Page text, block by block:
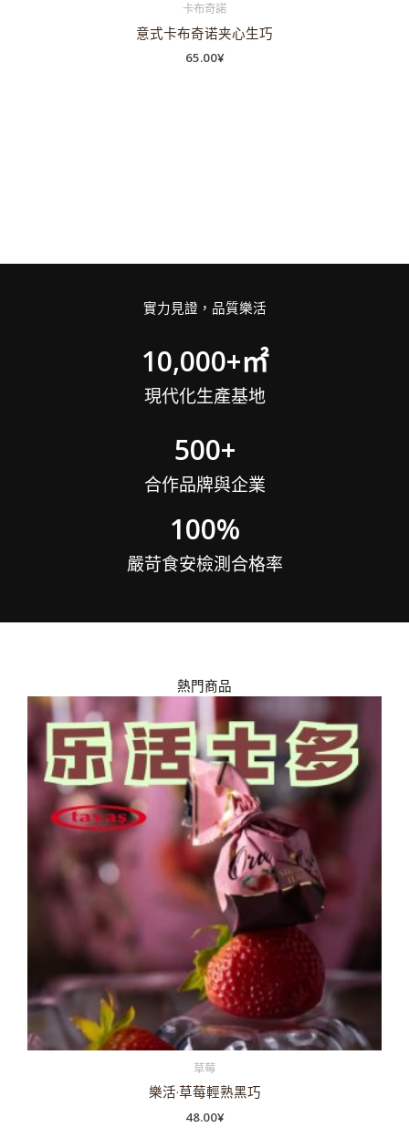
卡布奇諾
意式卡布奇诺夹心生巧
65.00¥
實力見證，品質樂活
現代化生產基地
10,000+㎡
合作品牌與企業
500+
嚴苛食安檢測合格率
100%
熱門商品
草莓
樂活·草莓輕熟黑巧
48.00¥